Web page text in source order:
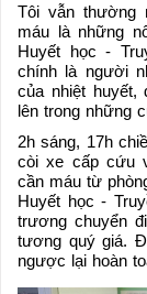
Tôi vẫn thường
máu là những
Huyết học -
chính là người
của nhiệt huyết,
lên trong những
2h sáng, 17h
còi xe cấp cứu
cần máu từ
Huyết học -
trương chuyển
tương quý giá.
ngược lại hoàn